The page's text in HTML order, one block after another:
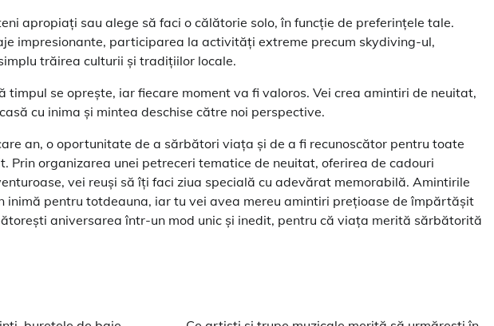
apropiați sau alege să faci o călătorie solo, în funcție de preferințele tale.
impresionante, participarea la activități extreme precum skydiving-ul,
trăirea culturii și tradițiilor locale.
se oprește, iar fiecare moment va fi valoros. Vei crea amintiri de neuitat,
cu inima și mintea deschise către noi perspective.
an, o oportunitate de a sărbători viața și de a fi recunoscător pentru toate
Prin organizarea unei petreceri tematice de neuitat, oferirea de cadouri
vei reuși să îți faci ziua specială cu adevărat memorabilă. Amintirile
inimă pentru totdeauna, iar tu vei avea mereu amintiri prețioase de împărtășit
aniversarea într-un mod unic și inedit, pentru că viața merită sărbătorită